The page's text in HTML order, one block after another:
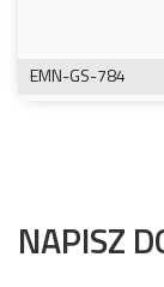
EMN-GS-784
NAPISZ